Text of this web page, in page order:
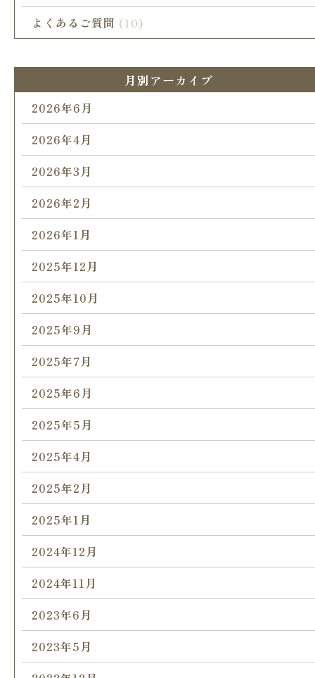
よくあるご質問 (10)
月別アーカイブ
2026年6月
2026年4月
2026年3月
2026年2月
2026年1月
2025年12月
2025年10月
2025年9月
2025年7月
2025年6月
2025年5月
2025年4月
2025年2月
2025年1月
2024年12月
2024年11月
2023年6月
2023年5月